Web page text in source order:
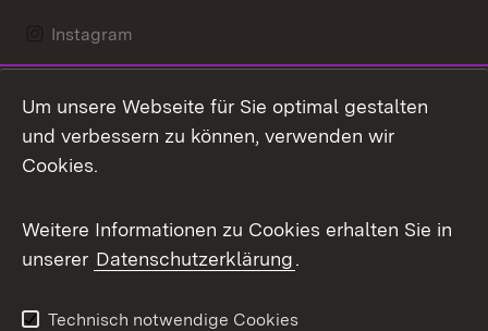
Instagram
Mastodon
Messenger
Social Wall
X / Twitter
Youtube
Um unsere Webseite für Sie optimal gestalten
und verbessern zu können, verwenden wir
Cookies.
Weitere Informationen zu Cookies erhalten Sie in
unserer Datenschutzerklärung.
Technisch notwendige Cookies